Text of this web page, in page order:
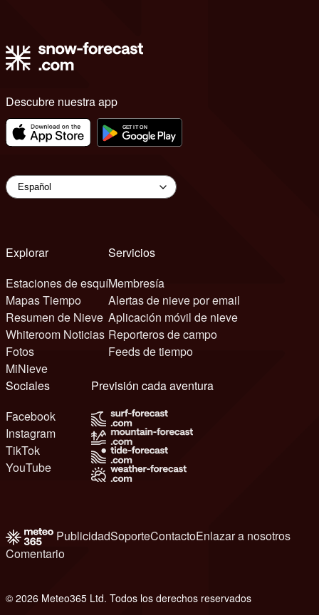
Descubre nuestra app
Explorar
Estaciones de esquí
Mapas Tiempo
Resumen de Nieve
Whiteroom Noticias
Fotos
MiNieve
Servicios
Membresía
Alertas de nieve por email
Aplicación móvil de nieve
Reporteros de campo
Feeds de tiempo
Sociales
Facebook
Instagram
TikTok
YouTube
Previsión cada aventura
PublicidadSoporteContactoEnlazar a nosotros
Comentario
© 2026 Meteo365 Ltd. Todos los derechos reservados